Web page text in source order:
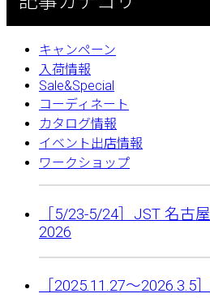
キャンペーン
入荷情報
Sale&Special
コーディネート
カタログ情報
イベント出店情報
ワークショップ
［5/23-5/24］JST 名古
2026
［2025.11.27〜